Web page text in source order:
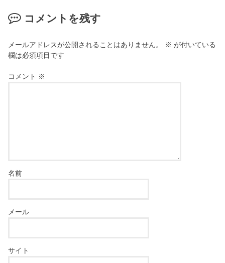
コメントを残す
メールアドレスが公開されることはありません。 ※ が付いている
欄は必須項目です
コメント ※
名前
メール
サイト